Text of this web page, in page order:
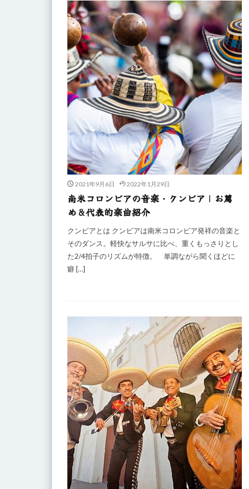
2021年9月6日 2022年1月29日
南米コロンビアの音楽・クンビア｜お薦
め&代表的楽曲紹介
クンビアとは クンビアは南米コロンビア発祥の音楽と
そのダンス。軽快なサルサに比べ、重くもっさりとし
た2/4拍子のリズムが特徴。 単調ながら聞くほどに
癖 […]